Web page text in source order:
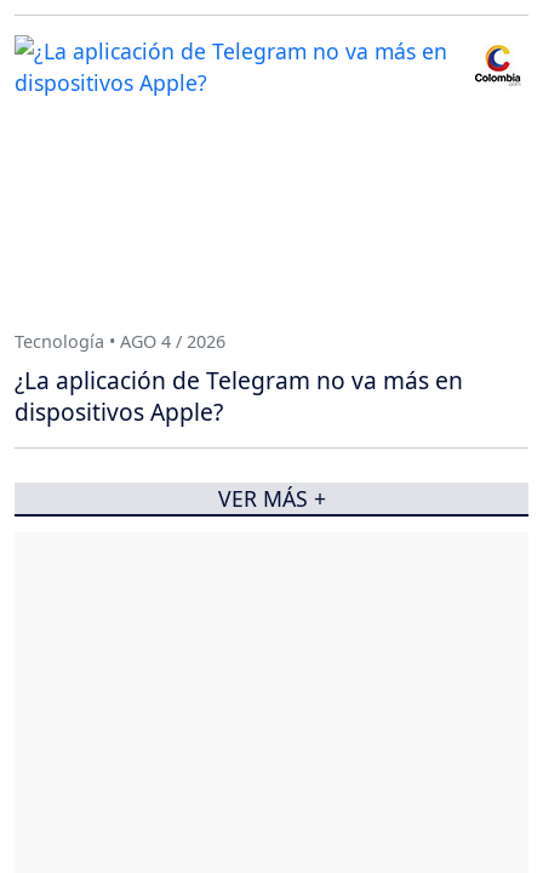
Tecnología • AGO 4 / 2026
¿La aplicación de Telegram no va más en
dispositivos Apple?
VER MÁS +